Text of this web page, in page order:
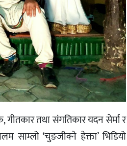
तथा संगतिकार यदन सेर्मा र
साम्लो ‘चुङजीक्ने हेक्ता’ भिडियो